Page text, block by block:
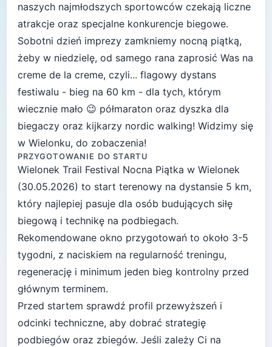
naszych najmłodszych sportowców czekają liczne
atrakcje oraz specjalne konkurencje biegowe.
Sobotni dzień imprezy zamkniemy nocną piątką,
żeby w niedzielę, od samego rana zaprosić Was na
creme de la creme, czyli... flagowy dystans
festiwalu - bieg na 60 km - dla tych, którym
wiecznie mało 😉 półmaraton oraz dyszka dla
biegaczy oraz kijkarzy nordic walking! Widzimy się
w Wielonku, do zobaczenia!
PRZYGOTOWANIE DO STARTU
Wielonek Trail Festival Nocna Piątka w Wielonek
(30.05.2026) to start terenowy na dystansie 5 km,
który najlepiej pasuje dla osób budujących siłę
biegową i technikę na podbiegach.
Rekomendowane okno przygotowań to około 3-5
tygodni, z naciskiem na regularność treningu,
regenerację i minimum jeden bieg kontrolny przed
głównym terminem.
Przed startem sprawdź profil przewyższeń i
odcinki techniczne, aby dobrać strategię
podbiegów oraz zbiegów. Jeśli zależy Ci na